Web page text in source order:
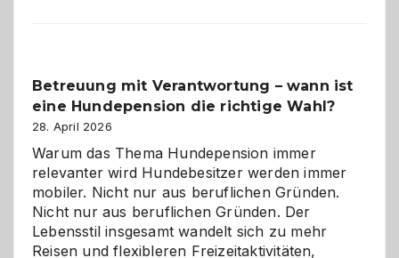
Betreuung mit Verantwortung – wann ist
eine Hundepension die richtige Wahl?
28. April 2026
Warum das Thema Hundepension immer
relevanter wird Hundebesitzer werden immer
mobiler. Nicht nur aus beruflichen Gründen.
Nicht nur aus beruflichen Gründen. Der
Lebensstil insgesamt wandelt sich zu mehr
Reisen und flexibleren Freizeitaktivitäten,